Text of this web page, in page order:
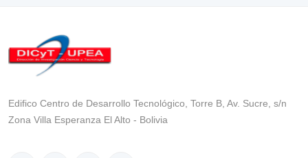
Edifico Centro de Desarrollo Tecnológico, Torre B, Av. Sucre, s/n
Zona Villa Esperanza El Alto - Bolivia